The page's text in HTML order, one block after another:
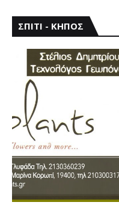
ΣΠΙΤΙ - ΚΗΠΟΣ